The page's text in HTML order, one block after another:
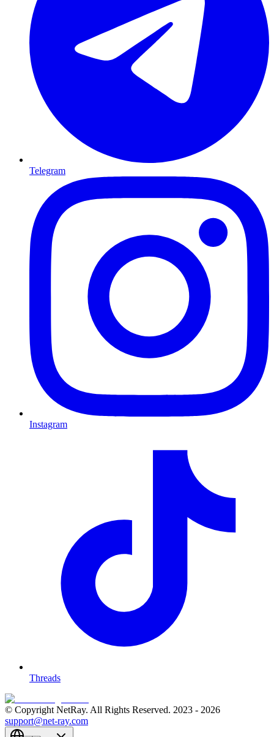
Telegram
Instagram
Threads
© Copyright NetRay. All Rights Reserved. 2023 - 2026
support@net-ray.com